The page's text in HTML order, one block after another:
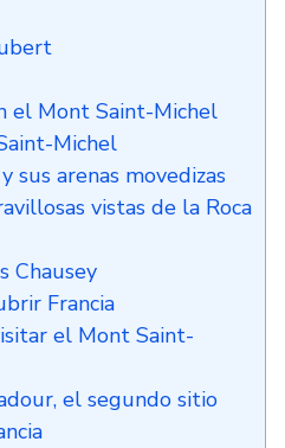
el Mont Saint-Michel
Michel
sus arenas movedizas
vistas de la Roca
Chausey
Francia
el Mont Saint-
el segundo sitio